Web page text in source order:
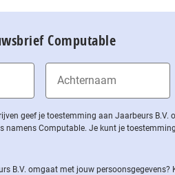
Computable
geef je toestemming aan Jaarbeurs B.V.
namens Computable. Je kunt je
B.V. omgaat met jouw per­soons­ge­ge­vens?